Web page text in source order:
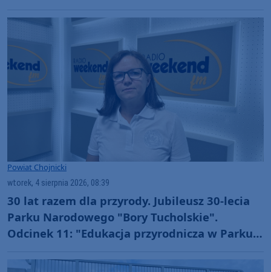
Powiat Chojnicki
wtorek, 4 sierpnia 2026, 08:39
30 lat razem dla przyrody. Jubileusz 30-lecia
Parku Narodowego "Bory Tucholskie".
Odcinek 11: "Edukacja przyrodnicza w Parku